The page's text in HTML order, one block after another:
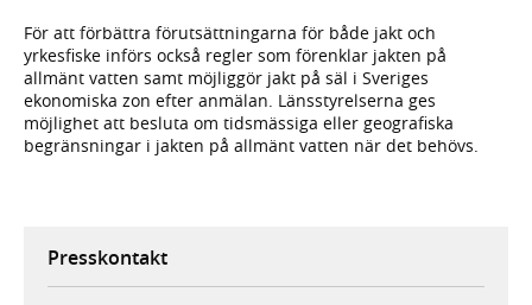
För att förbättra förutsättningarna för både jakt och
yrkesfiske införs också regler som förenklar jakten på
allmänt vatten samt möjliggör jakt på säl i Sveriges
ekonomiska zon efter anmälan. Länsstyrelserna ges
möjlighet att besluta om tidsmässiga eller geografiska
begränsningar i jakten på allmänt vatten när det behövs.
Presskontakt